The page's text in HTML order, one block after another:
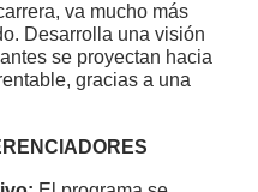
va mucho más
Desarrolla una visión
se proyectan hacia
gracias a una